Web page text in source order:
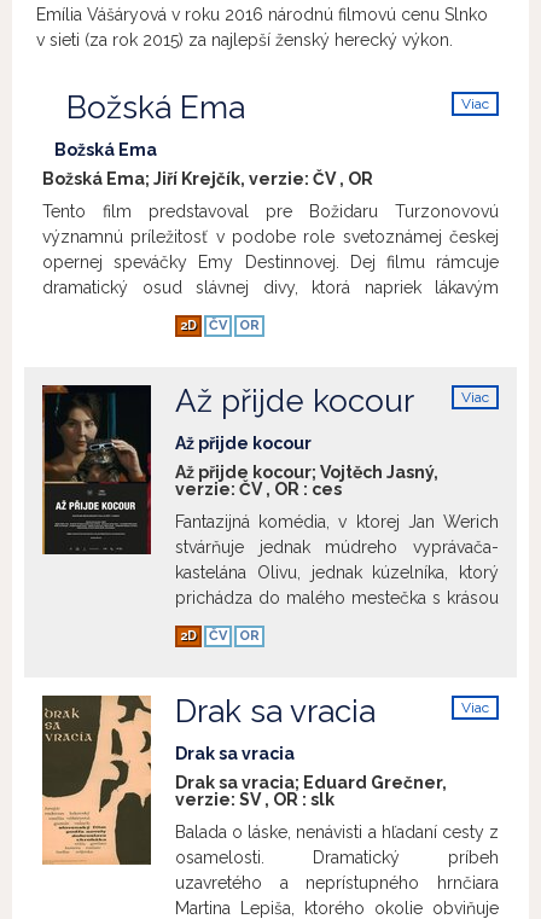
Emília Vášáryová v roku 2016 národnú filmovú cenu Slnko
v sieti (za rok 2015) za najlepší ženský herecký výkon.
Viac
Božská Ema
Božská Ema
Božská Ema; Jiří Krejčík, verzie: ČV, OR
Tento film predstavoval pre Božidaru Turzonovovú
významnú príležitosť v podobe role svetoznámej českej
opernej speváčky Emy Destinnovej. Dej filmu rámcuje
dramatický osud slávnej divy, ktorá napriek lákavým
pracovným ponukám nezostáva v Amerike, ale v roku
1916 sa rozhoduje vrátiť na leto do rodných Čiech.
pričom je vo svojej vlasti zadržaná policajnými orgánmi.
S hrdosťou odoláva mašinérii, s ktorou sa stretáva, avšak
tieto udalosti majú pre ňu tragické následky.
2D ČV OR
Viac
Až přijde kocour
Až přijde kocour
Až přijde kocour; Vojtěch Jasný,
verzie: ČV, OR : ces
Fantazijná komédia, v ktorej Jan Werich
stvárňuje jednak múdreho vyprávača-
kastelána Olivu, jednak kúzelníka, ktorý
prichádza do malého mestečka s krásou
artistkou Dianou a kúzelným kocúrom.
Ten po zložení slnečných okuliarov
Klamári sa vyfarbia do fialova, neverníci
zožltnú, zlodeji sa sfarbia šedo a
zamilovaní sčervenajú... Miestni mocní –
úlisný riaditeľ školy, ťapnutý školník a
zlodejský vedúci reštaurácie – v obavách
zo straty svojich postov kocúra ukradnú.
Žiaci učiteľa Roberta sa však vzbúria a na
protest utečú zo svojich domovov.
Nestarnúci titul dodnes okúzľuje
2D ČV OR
Viac
Drak sa vracia
Drak sa vracia
Drak sa vracia; Eduard Grečner,
verzie: SV, OR : slk
Balada o láske, nenávisti a hľadaní cesty z
osamelosti. Dramatický príbeh
uzavretého a neprístupného hrnčiara
Martina Lepiša, ktorého okolie obviňuje